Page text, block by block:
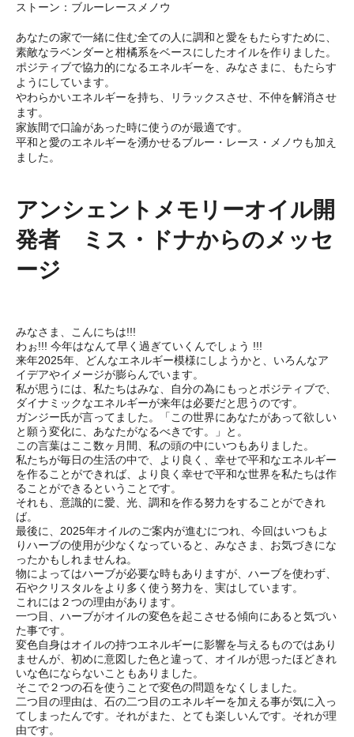
ストーン：ブルーレースメノウ
あなたの家で一緒に住む全ての人に調和と愛をもたらすために、
素敵なラベンダーと柑橘系をベースにしたオイルを作りました。
ポジティブで協力的になるエネルギーを、みなさまに、もたらす
ようにしています。
やわらかいエネルギーを持ち、リラックスさせ、不仲を解消させ
ます。
家族間で口論があった時に使うのが最適です。
平和と愛のエネルギーを湧かせるブルー・レース・メノウも加え
ました。
アンシェントメモリーオイル開
発者 ミス・ドナからのメッセ
ージ
みなさま、こんにちは!!!
わぉ!!! 今年はなんて早く過ぎていくんでしょう !!!
来年2025年、どんなエネルギー模様にしようかと、いろんなア
イデアやイメージが膨らんでいます。
私が思うには、私たちはみな、自分の為にもっとポジティブで、
ダイナミックなエネルギーが来年は必要だと思うのです。
ガンジー氏が言ってました。「この世界にあなたがあって欲しい
と願う変化に、あなたがなるべきです。」と。
この言葉はここ数ヶ月間、私の頭の中にいつもありました。
私たちが毎日の生活の中で、より良く、幸せで平和なエネルギー
を作ることができれば、より良く幸せで平和な世界を私たちは作
ることができるということです。
それも、意識的に愛、光、調和を作る努力をすることができれ
ば。
最後に、2025年オイルのご案内が進むにつれ、今回はいつもよ
りハーブの使用が少なくなっていると、みなさま、お気づきにな
ったかもしれませんね。
物によってはハーブが必要な時もありますが、ハーブを使わず、
石やクリスタルをより多く使う努力を、実はしています。
これには２つの理由があります。
一つ目、ハーブがオイルの変色を起こさせる傾向にあると気づい
た事です。
変色自身はオイルの持つエネルギーに影響を与えるものではあり
ませんが、初めに意図した色と違って、オイルが思ったほどきれ
いな色にならないこともありました。
そこで２つの石を使うことで変色の問題をなくしました。
二つ目の理由は、石の二つ目のエネルギーを加える事が気に入っ
てしまったんです。それがまた、とても楽しいんです。それが理
由です。